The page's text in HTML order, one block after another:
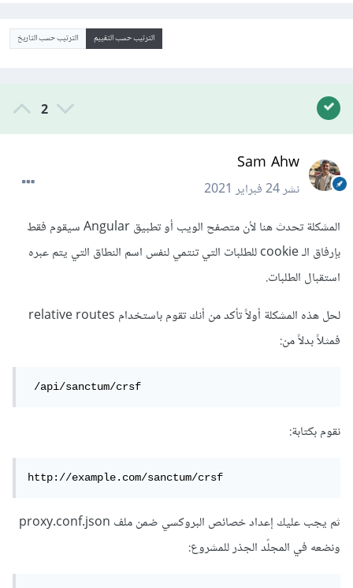
الترتيب حسب التقييم الترتيب حسب التاريخ
2
Sam Ahw
نشر24 فبراير 2021
المشكلة تحدث هنا لأن متصفح الويب أو تطبيق Angular سيقوم فقط
بإرفاق الـ cookie للطلبات التي تنتمي لنفس اسم النطاق التي يتم عبره
استقبال الطلبات.
لحل هذه المشكلة أولاً تأكد من أنك تقوم باستخدام relative routes
فمثلاً بدلاً من:
/api/sanctum/crsf
نقوم بكتابة:
http://example.com/sanctum/crsf
ثم يجب عليك إعداد خصائص البروكسي ضمن ملف proxy.conf.json
ونضعه في المجلّد الجذر للمشروع: